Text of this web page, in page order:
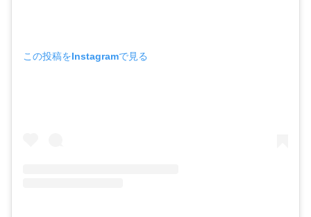
この投稿をInstagramで見る